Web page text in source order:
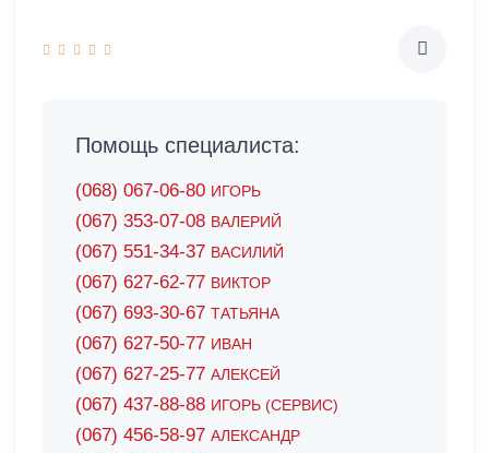
Помощь специалиста:
(068) 067-06-80 ИГОРЬ
(067) 353-07-08 ВАЛЕРИЙ
(067) 551-34-37 ВАСИЛИЙ
(067) 627-62-77 ВИКТОР
(067) 693-30-67 ТАТЬЯНА
(067) 627-50-77 ИВАН
(067) 627-25-77 АЛЕКСЕЙ
(067) 437-88-88 ИГОРЬ (СЕРВИС)
(067) 456-58-97 АЛЕКСАНДР